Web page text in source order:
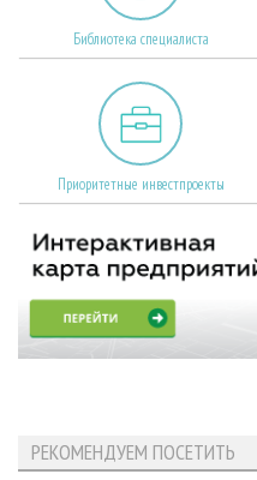
Библиотека специалиста
Приоритетные инвестпроекты
РЕКОМЕНДУЕМ ПОСЕТИТЬ